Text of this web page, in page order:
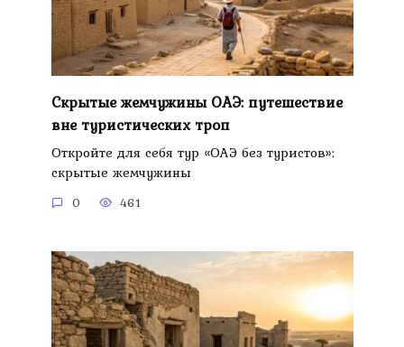
Скрытые жемчужины ОАЭ: путешествие
вне туристических троп
Откройте для себя тур «ОАЭ без туристов»:
скрытые жемчужины
0 461